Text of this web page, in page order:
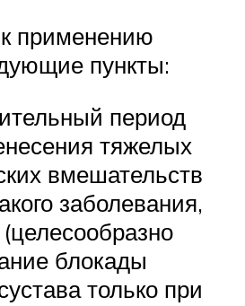
применению
пункты:
период
тяжелых
вмешательств
заболевания,
(целесообразно
блокады
только при